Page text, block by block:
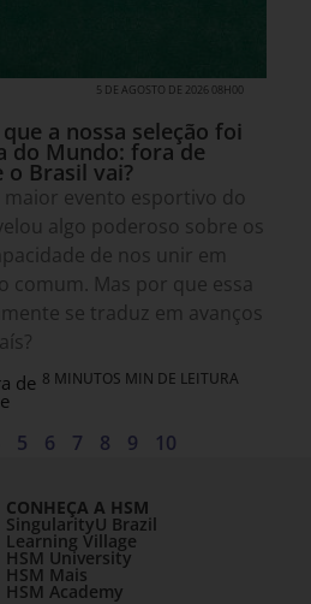
5 DE AGOSTO DE 2026 08H00
a nossa seleção foi
do Mundo: fora de
o Brasil vai?
evento esportivo do
algo poderoso sobre os
de nos unir em
comum. Mas por que essa
se traduz em avanços
de 8 MINUTOS MIN DE LEITURA
5 6 7 8 9 10
CONHEÇA A HSM
SingularityU Brazil
Learning Village
HSM University
HSM Mais
HSM Academy